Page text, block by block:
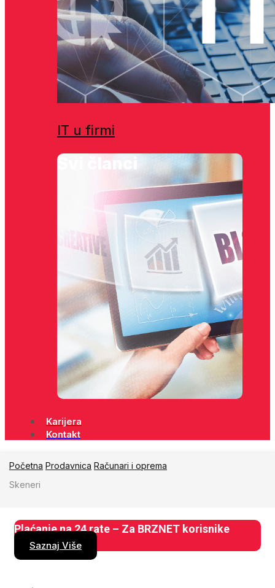
IT u firmi
Svi članci
Karijera
Kontakt
Početna Prodavnica Računari i oprema
Skeneri
Plaćanje na 24 rate – Za BRZNET korisnike
Saznaj Više